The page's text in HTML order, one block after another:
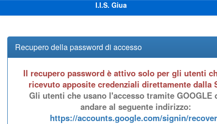
contenuto
I.I.S. Giua
Recupero della password di accesso
Il recupero password è attivo solo per gli utenti
ricevuto apposite credenziali direttamente dalla
Gli utenti che usano l'accesso tramite GOOGLE
andare al seguente indirizzo:
https://accounts.google.com/signin/